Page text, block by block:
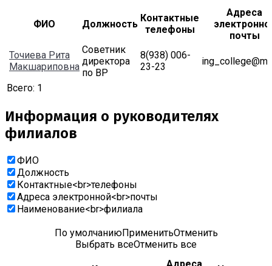
ФИО Должность
Контактные
телефоны
Адреса
почты
Точиева Рита
Макшариповна
Советник
директора
по ВР
8(938) 006-
23-23
Всего: 1
Информация о руководителях
филиалов
ФИО
Должность
Контактные<br>телефоны
Адреса электронной<br>почты
Наименование<br>филиала
По умолчаниюПрименитьОтменить
Выбрать всеОтменить все